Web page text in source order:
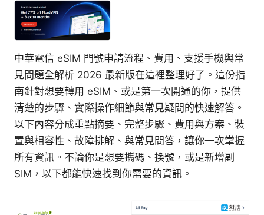
中華電信 eSIM 門號申請流程、費用、支援手機與常
見問題全解析 2026 最新版在這裡整理好了。這份指
南針對想要轉用 eSIM、或是第一次開通的你，提供
清楚的步驟、實際操作細節與常見疑問的快速解答。
以下內容分成重點摘要、完整步驟、費用與方案、裝
置與相容性、故障排解、與常見問答，讓你一次掌握
所有資訊。不論你是想要攜碼、換號，或是新增副
SIM，以下都能快速找到你需要的資訊。